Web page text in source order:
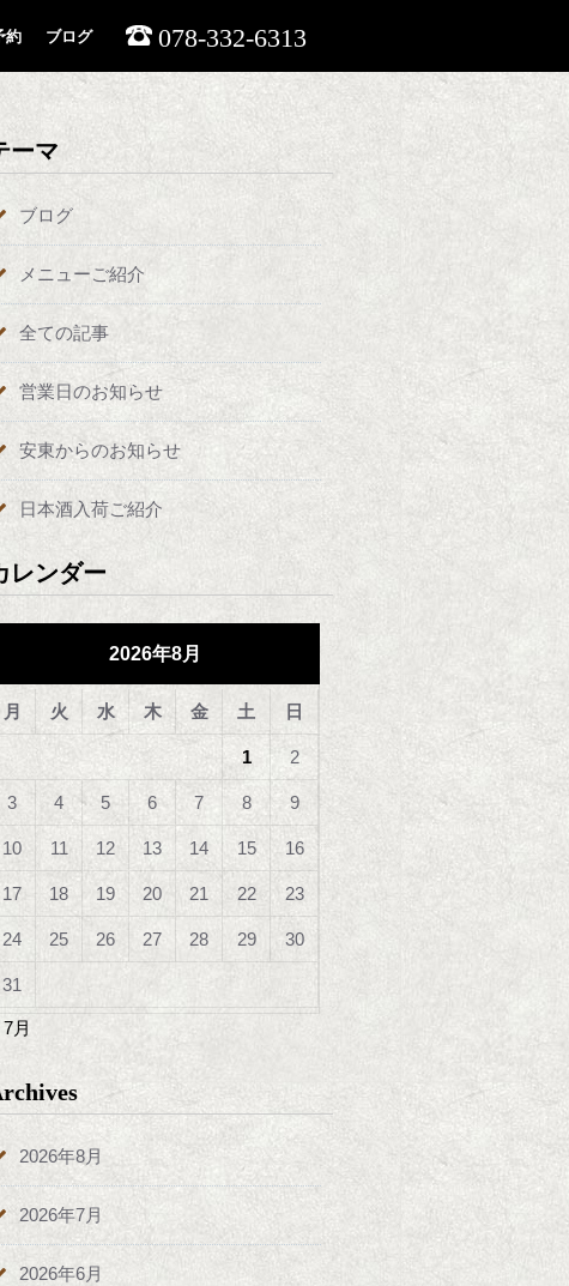
約 ブログ 078-332-6313
ーマ
ブログ
メニューご紹介
全ての記事
営業日のお知らせ
安東からのお知らせ
日本酒入荷ご紹介
レンダー
2026年8月
月 火 水 木 金 土 日
1 2
3 4 5 6 7 8 9
10 11 12 13 14 15 16
17 18 19 20 21 22 23
24 25 26 27 28 29 30
31
月
2026年8月
2026年7月
2026年6月